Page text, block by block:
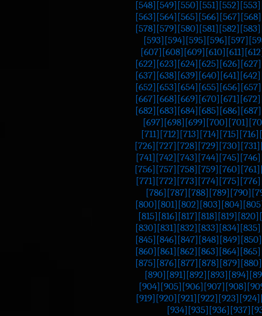
[548] [549] [550] [551] [552] [553]
[563] [564] [565] [566] [567] [568]
[578] [579] [580] [581] [582] [583]
[593] [594] [595] [596] [597]
[607] [608] [609] [610] [611]
[622] [623] [624] [625] [626] [627]
[637] [638] [639] [640] [641] [642]
[652] [653] [654] [655] [656] [657]
[667] [668] [669] [670] [671] [672]
[682] [683] [684] [685] [686] [687]
[697] [698] [699] [700] [701]
[711] [712] [713] [714] [715] [716]
[726] [727] [728] [729] [730] [731]
[741] [742] [743] [744] [745] [746]
[756] [757] [758] [759] [760] [761]
[771] [772] [773] [774] [775] [776]
[786] [787] [788] [789] [790]
[800] [801] [802] [803] [804]
[815] [816] [817] [818] [819] [820]
[830] [831] [832] [833] [834] [835]
[845] [846] [847] [848] [849] [850]
[860] [861] [862] [863] [864] [865]
[875] [876] [877] [878] [879] [880]
[890] [891] [892] [893] [894]
[904] [905] [906] [907] [908]
[919] [920] [921] [922] [923] [924]
[934] [935] [936] [937]